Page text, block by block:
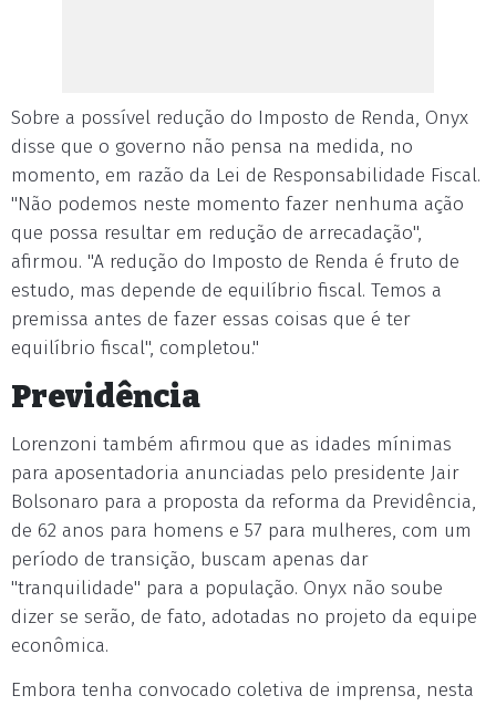
Sobre a possível redução do Imposto de Renda, Onyx
disse que o governo não pensa na medida, no
momento, em razão da Lei de Responsabilidade Fiscal.
"Não podemos neste momento fazer nenhuma ação
que possa resultar em redução de arrecadação",
afirmou. "A redução do Imposto de Renda é fruto de
estudo, mas depende de equilíbrio fiscal. Temos a
premissa antes de fazer essas coisas que é ter
equilíbrio fiscal", completou."
Previdência
Lorenzoni também afirmou que as idades mínimas
para aposentadoria anunciadas pelo presidente Jair
Bolsonaro para a proposta da reforma da Previdência,
de 62 anos para homens e 57 para mulheres, com um
período de transição, buscam apenas dar
"tranquilidade" para a população. Onyx não soube
dizer se serão, de fato, adotadas no projeto da equipe
econômica.
Embora tenha convocado coletiva de imprensa, nesta